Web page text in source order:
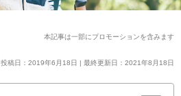
本記事は一部にプロモーションを含みます
投稿日：2019年6月18日 | 最終更新日：2021年8月18日